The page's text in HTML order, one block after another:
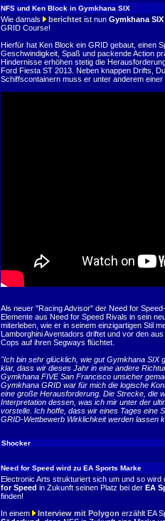
NFS und Ken Block in Gymkhana SIX
Wie damals berichtet ist nun Gymkhana SIX
GRID Course!
Hierfür hat Ken Block ein GRID gebaut, einen
Geschwindigkeit, Spaß und packende Action
Hindernisse erhöhen stetig die
Ford Fiesta ST 2013. Neben knappen Drifts,
Schiffscontainern muss er unter anderem
Als neuer "Racing Advisor" der Need for
Elemente aus Need for Speed Rivals in sein
miterleben, wie er in seinem einzigartigen Stil
Lamborghini Aventadors driftet und vor den
Cops auf ihren Segways flüchtet.
"Ich bin sehr glücklich, wie gut Gymkhana SIX
klar, dass wir dieses Jahr in eine andere
Gymkhana FIVE San Francisco unsicher
Gymkhana GRID war für mich die logische
eine große Herausforderung. Die Strecke, die
Interpretation dessen, was ich mir unter der
vorstelle. Ich hoffe, dass wir eines Tages eine
GRID-Wettbewerb Wirklichkeit werden lassen
Shocker
Need for Speed wird zu EA Sports Marke
Electronic Arts strukturiert sich um und so wird
for Speed in Zukunft seinen Platz bei der EA
finden!
In einem
Interview mit Polygon erzählt EA